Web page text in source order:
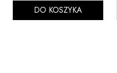
DO KOSZYKA